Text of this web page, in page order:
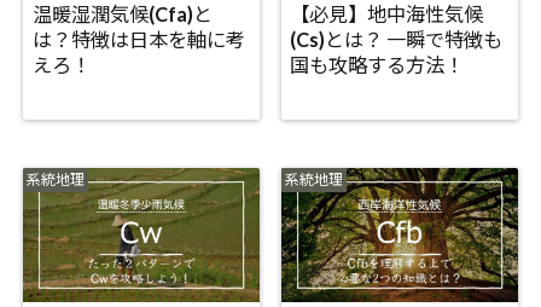
温暖湿潤気候(Cfa)と
は？特徴は日本を軸に考
えろ！
【必見】地中海性気候
(Cs)とは？ 一瞬で特徴も
国も攻略する方法！
系統地理 系統地理